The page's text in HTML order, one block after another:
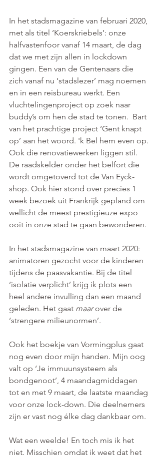
In het stadsmagazine van februari 2020,
met als titel ‘Koerskriebels’: onze
halfvastenfoor vanaf 14 maart, de dag
dat we met zijn allen in lockdown
gingen. Een van de Gentenaars die
zich vanaf nu ‘stadslezer’ mag noemen
en in een reisbureau werkt. Een
vluchtelingenproject op zoek naar
buddy’s om hen de stad te tonen.  Bart
van het prachtige project ‘Gent knapt
op’ aan het woord. 'k Bel hem even op.
Ook die renovatiewerken liggen stil.
De raadskelder onder het belfort die
wordt omgetoverd tot de Van Eyck-
shop. Ook hier stond over precies 1
week bezoek uit Frankrijk gepland om
wellicht de meest prestigieuze expo
ooit in onze stad te gaan bewonderen.
In het stadsmagazine van maart 2020:
animatoren gezocht voor de kinderen
tijdens de paasvakantie. Bij de titel
‘isolatie verplicht’ krijg ik plots een
heel andere invulling dan een maand
geleden. Het gaat maar over de
‘strengere milieunormen’.
Ook het boekje van Vormingplus gaat
nog even door mijn handen. Mijn oog
valt op ‘Je immuunsysteem als
bondgenoot’, 4 maandagmiddagen
tot en met 9 maart, de laatste maandag
voor onze lock-down. Die deelnemers
zijn er vast nog élke dag dankbaar om.
Wat een weelde! En toch mis ik het
niet. Misschien omdat ik weet dat het